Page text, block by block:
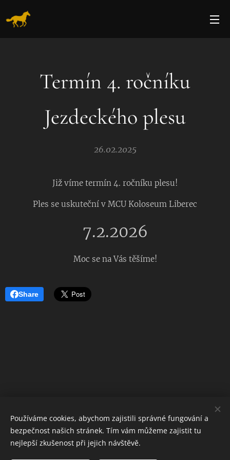
Termín 4. ročníku
Jezdeckého plesu
26.02.2025
Již víme termín 4. ročníku plesu!
Ples se uskuteční v MCU Koloseum Liberec
7.2.2026
Moc se na Vás těšíme!
Share
Používáme cookies, abychom zajistili správné fungování a
bezpečnost našich stránek. Tím vám můžeme zajistit tu
nejlepší zkušenost při jejich návštěvě.